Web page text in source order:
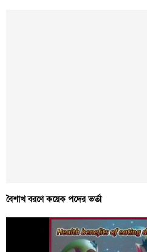
বৈশাখ বরণে কয়েক পদের ভর্তা